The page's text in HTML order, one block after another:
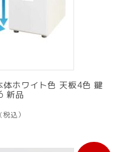
ホワイト色 天板4色 鍵
新品
(税込）